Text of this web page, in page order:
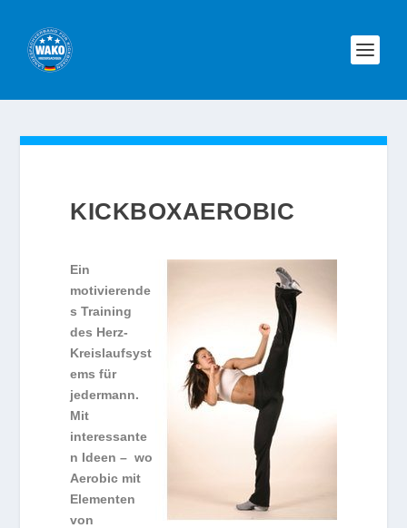
KICKBOXAEROBIC
Ein
motivierende
s Training
des Herz-
Kreislaufsyst
ems für
jedermann.
Mit
interessante
n Ideen – wo
Aerobic mit
Elementen
von